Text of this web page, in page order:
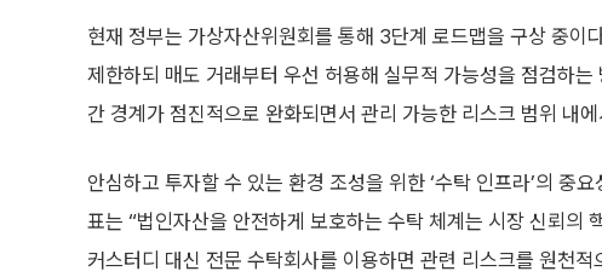
현재 정부는 가상자산위원회를 통해 3단계 로드맵을 구상 중이
제한하되 매도 거래부터 우선 허용해 실무적 가능성을 점검하
간 경계가 점진적으로 완화되면서 관리 가능한 리스크 범위 내
안심하고 투자할 수 있는 환경 조성을 위한 ‘수탁 인프라’의 중
표는 “법인자산을 안전하게 보호하는 수탁 체계는 시장 신뢰의
커스터디 대신 전문 수탁회사를 이용하면 관련 리스크를 원천